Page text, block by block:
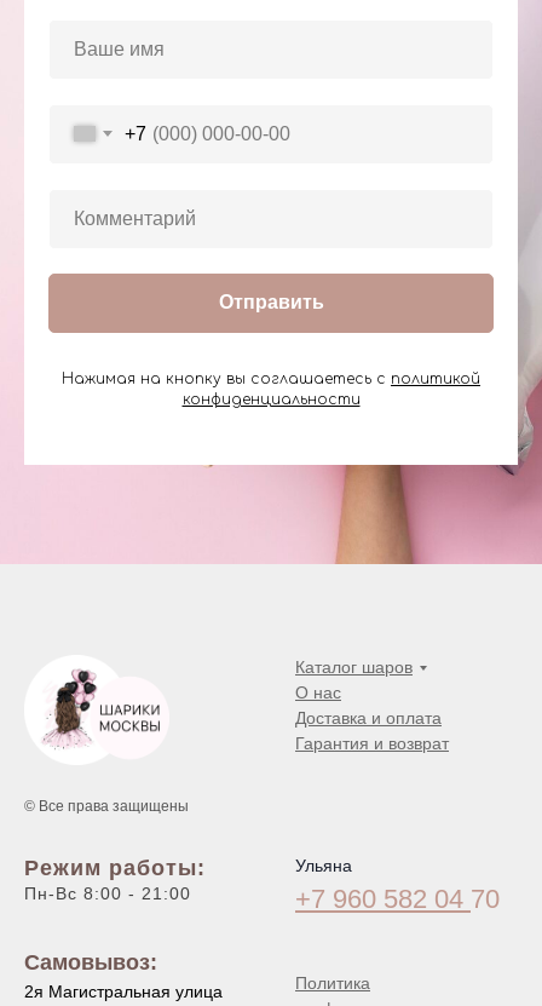
+7
Отправить
Нажимая на кнопку вы соглашаетесь с политикой
конфиденциальности
© Все права защищены
Каталог шаров
О нас
Доставка и оплата
Гарантия и возврат
Режим работы:
Пн-Вс 8:00 - 21:00
Самовывоз:
2я Магистральная улица
Ульяна
+7 960 582 04 70
Политика